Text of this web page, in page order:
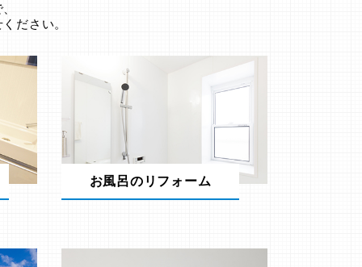
ださい。
お風呂のリフォーム